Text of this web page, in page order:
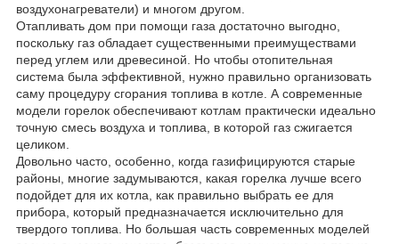
воздухонагреватели) и многом другом.
Отапливать дом при помощи газа достаточно выгодно,
поскольку газ обладает существенными преимуществами
перед углем или древесиной. Но чтобы отопительная
система была эффективной, нужно правильно организовать
саму процедуру сгорания топлива в котле. А современные
модели горелок обеспечивают котлам практически идеально
точную смесь воздуха и топлива, в которой газ сжигается
целиком.
Довольно часто, особенно, когда газифицируются старые
районы, многие задумываются, какая горелка лучше всего
подойдет для их котла, как правильно выбрать ее для
прибора, который предназначается исключительно для
твердого топлива. Но большая часть современных моделей